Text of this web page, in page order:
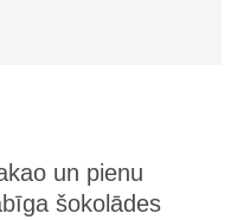
un pienu
šokolādes